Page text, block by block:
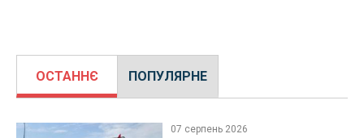
ОСТАННЄ ПОПУЛЯРНЕ
07 серпень 2026